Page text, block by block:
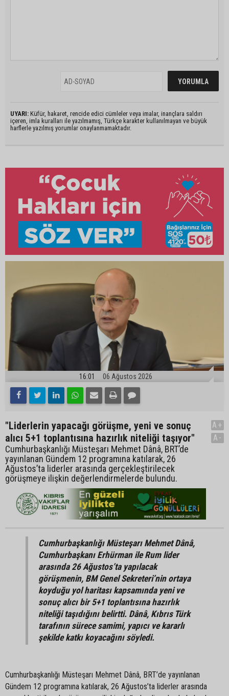
UYARI: Küfür, hakaret, rencide edici cümleler veya imalar, inançlara saldırı
içeren, imla kuralları ile yazılmamış, Türkçe karakter kullanılmayan ve büyük
harflerle yazılmış yorumlar onaylanmamaktadır.
16:01 06 Ağustos 2026
"Liderlerin yapacağı görüşme, yeni ve sonuç
alıcı 5+1 toplantısına hazırlık niteliği taşıyor"
Cumhurbaşkanlığı Müsteşarı Mehmet Dânâ, BRT’de
yayınlanan Gündem 12 programına katılarak, 26
Ağustos’ta liderler arasında gerçekleştirilecek
görüşmeye ilişkin değerlendirmelerde bulundu.
A+
A-
Cumhurbaşkanlığı Müsteşarı Mehmet Dânâ,
Cumhurbaşkanı Erhürman ile Rum lider
arasında 26 Ağustos’ta yapılacak
görüşmenin, BM Genel Sekreteri’nin ortaya
koyduğu yol haritası kapsamında yeni ve
sonuç alıcı bir 5+1 toplantısına hazırlık
niteliği taşıdığını belirtti. Dânâ, Kıbrıs Türk
tarafının sürece samimi, yapıcı ve kararlı
şekilde katkı koyacağını söyledi.
Cumhurbaşkanlığı Müsteşarı Mehmet Dânâ, BRT’de yayınlanan
Gündem 12 programına katılarak, 26 Ağustos’ta liderler arasında